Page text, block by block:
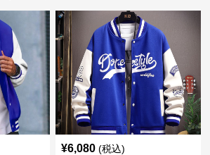
¥6,080 (税込)